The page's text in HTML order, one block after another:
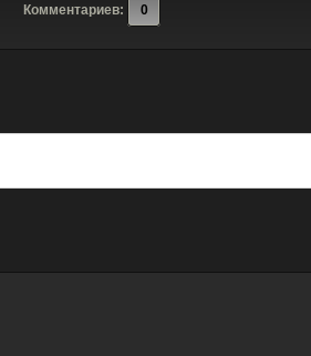
Комментариев: 0